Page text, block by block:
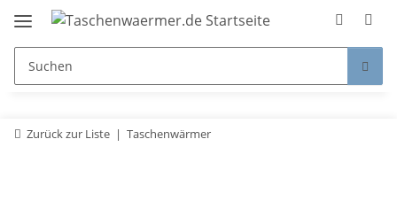
Zurück zur Liste Taschenwärmer